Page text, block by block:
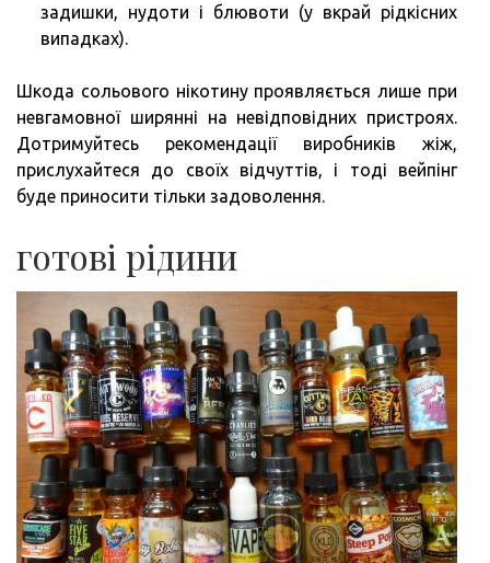
задишки, нудоти і блювоти (у вкрай рідкісних
випадках).
Шкода сольового нікотину проявляється лише при
невгамовної ширянні на невідповідних пристроях.
Дотримуйтесь рекомендації виробників жіж,
прислухайтеся до своїх відчуттів, і тоді вейпінг
буде приносити тільки задоволення.
готові рідини